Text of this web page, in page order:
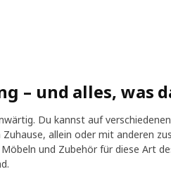
– und alles, was
Du kannst auf
allein oder mit anderen
und Zubehör für diese Art